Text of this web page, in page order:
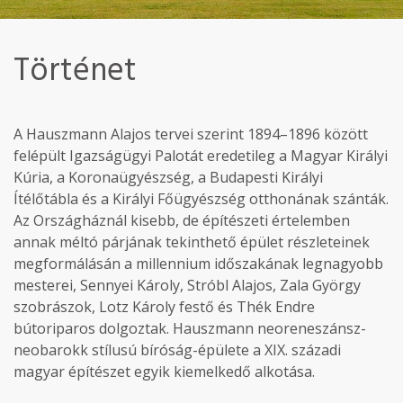
Történet
A Hauszmann Alajos tervei szerint 1894–1896 között
felépült Igazságügyi Palotát eredetileg a Magyar Királyi
Kúria, a Koronaügyészség, a Budapesti Királyi
Ítélőtábla és a Királyi Főügyészség otthonának szánták.
Az Országháznál kisebb, de építészeti értelemben
annak méltó párjának tekinthető épület részleteinek
megformálásán a millennium időszakának legnagyobb
mesterei, Sennyei Károly, Stróbl Alajos, Zala György
szobrászok, Lotz Károly festő és Thék Endre
bútoriparos dolgoztak. Hauszmann neoreneszánsz-
neobarokk stílusú bíróság-épülete a XIX. századi
magyar építészet egyik kiemelkedő alkotása.